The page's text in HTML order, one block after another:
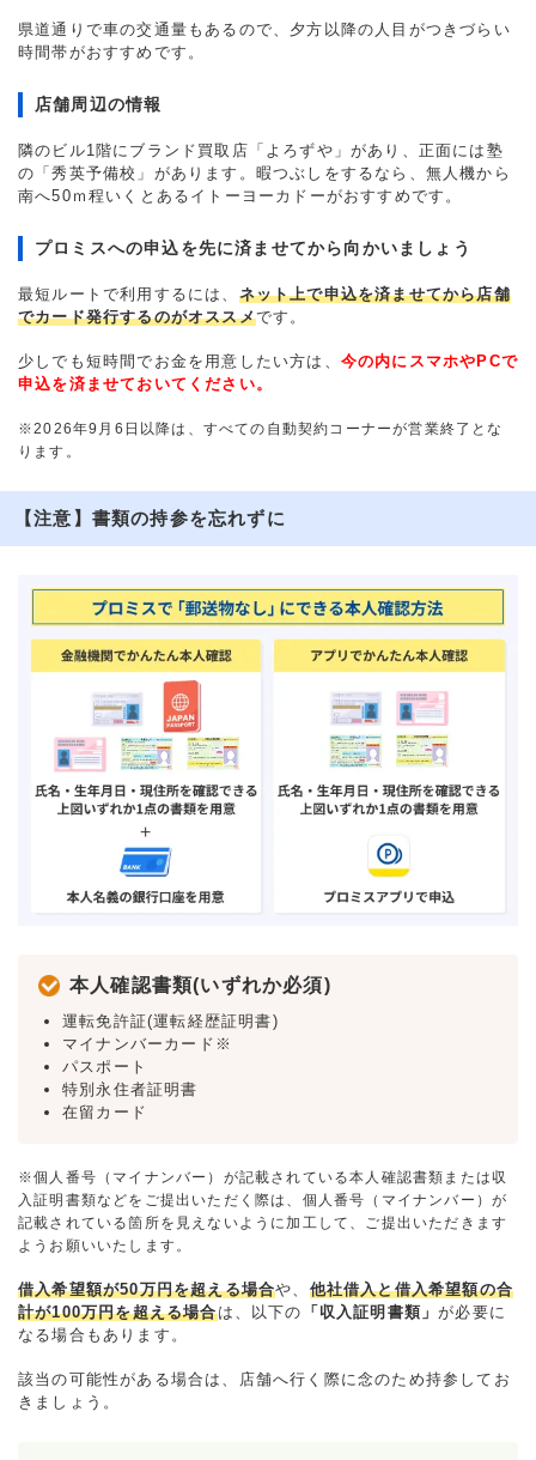
県道通りで車の交通量もあるので、夕方以降の人目がつきづらい
時間帯がおすすめです。
店舗周辺の情報
隣のビル1階にブランド買取店「よろずや」があり、正面には塾
の「秀英予備校」があります。暇つぶしをするなら、無人機から
南へ50ｍ程いくとあるイトーヨーカドーがおすすめです。
プロミスへの申込を先に済ませてから向かいましょう
最短ルートで利用するには、 ネット上で申込を済ませてから店舗
でカード発行するのがオススメです。
少しでも短時間でお金を用意したい方は、 今の内にスマホやPCで
申込を済ませておいてください。
※2026年9月6日以降は、すべての自動契約コーナーが営業終了とな
ります。
【注意】書類の持参を忘れずに
本人確認書類(いずれか必須)
運転免許証(運転経歴証明書)
マイナンバーカード※
パスポート
特別永住者証明書
在留カード
※個人番号（マイナンバー）が記載されている本人確認書類または収
入証明書類などをご提出いただく際は、個人番号（マイナンバー）が
記載されている箇所を見えないように加工して、ご提出いただきます
ようお願いいたします。
借入希望額が50万円を超える場合や、 他社借入と借入希望額の合
計が100万円を超える場合は、以下の 「収入証明書類」が必要に
なる場合もあります。
該当の可能性がある場合は、店舗へ行く際に念のため持参してお
きましょう。